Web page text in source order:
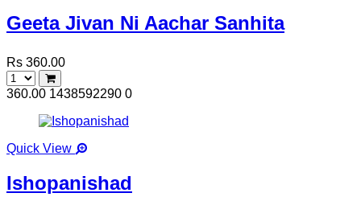
Geeta Jivan Ni Aachar Sanhita
Rs 360.00
360.00 1438592290 0
Quick View
Ishopanishad